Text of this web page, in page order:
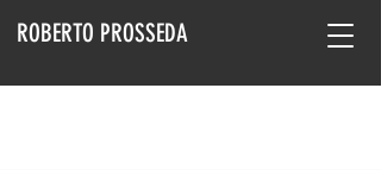
ROBERTO PROSSEDA